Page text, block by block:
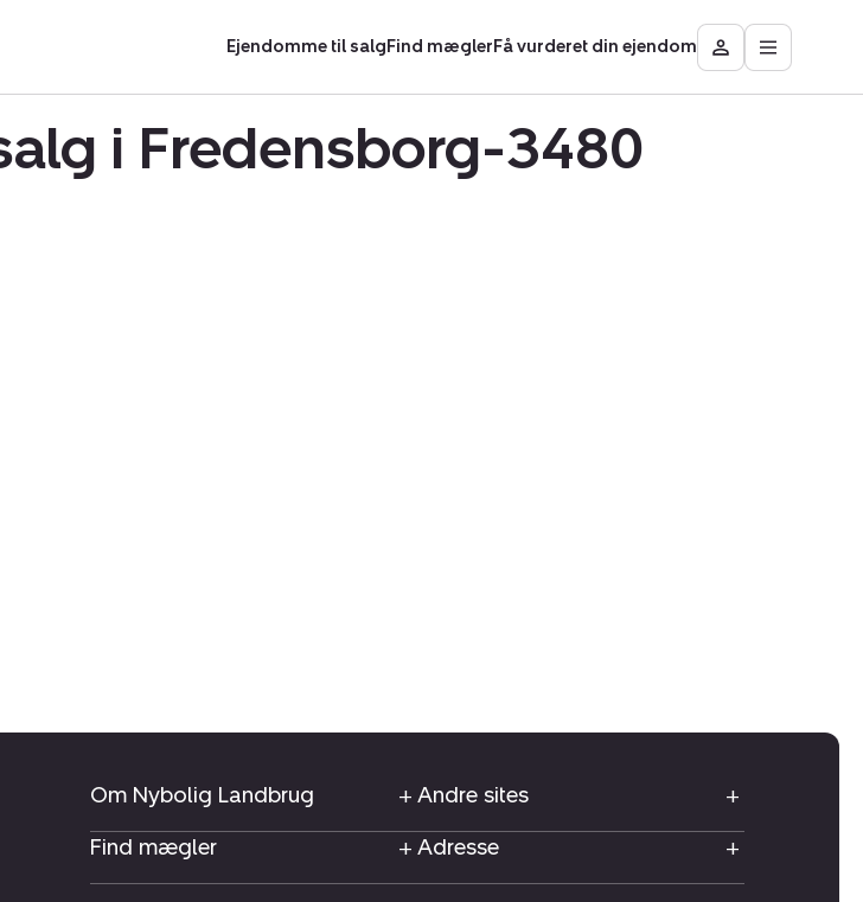
Ejendomme til salgFind mæglerFå vurderet din ejendom
Besøg
Mit
Åbn
i Fredensborg-3480
Om Nybolig Landbrug
Andre sites
Find mægler
Adresse